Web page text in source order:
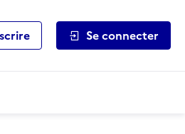
Se connecter